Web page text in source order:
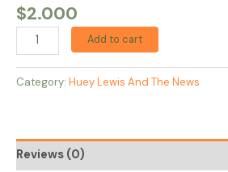
$2.000
Add to cart
Category: Huey Lewis And The News
Reviews (0)